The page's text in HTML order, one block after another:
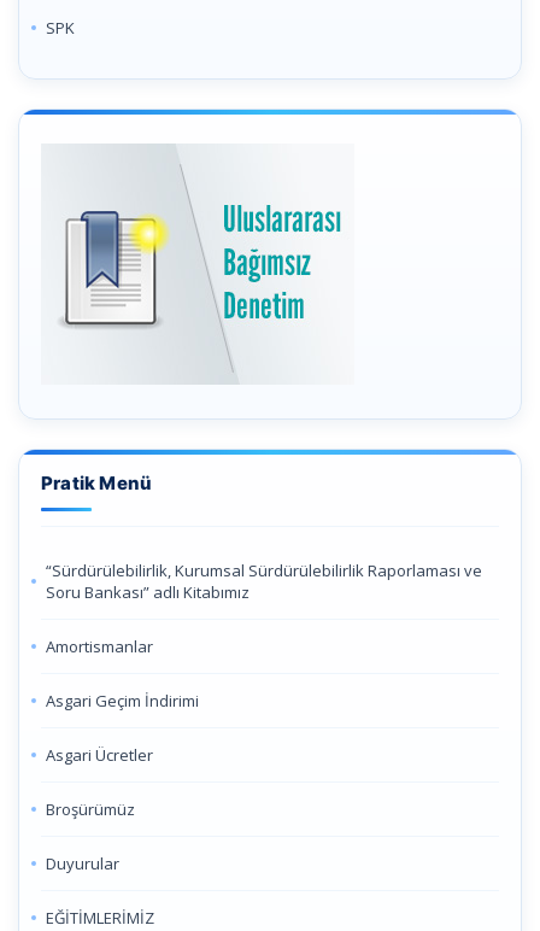
SPK
Pratik Menü
“Sürdürülebilirlik, Kurumsal Sürdürülebilirlik Raporlaması ve
Soru Bankası” adlı Kitabımız
Amortismanlar
Asgari Geçim İndirimi
Asgari Ücretler
Broşürümüz
Duyurular
EĞİTİMLERİMİZ